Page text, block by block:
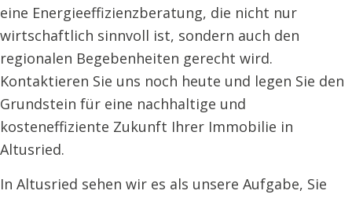
eine Energieeffizienzberatung, die nicht nur
wirtschaftlich sinnvoll ist, sondern auch den
regionalen Begebenheiten gerecht wird.
Kontaktieren Sie uns noch heute und legen Sie den
Grundstein für eine nachhaltige und
kosteneffiziente Zukunft Ihrer Immobilie in
Altusried.
In Altusried sehen wir es als unsere Aufgabe, Sie